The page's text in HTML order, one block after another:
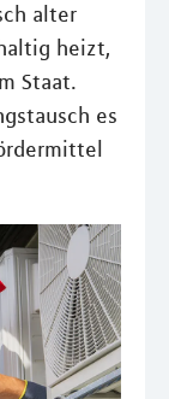
alter
heizt,
Staat.
es